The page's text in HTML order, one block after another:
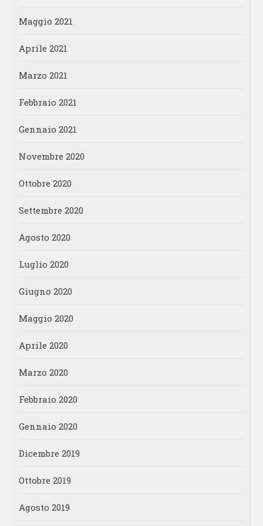
Maggio 2021
Aprile 2021
Marzo 2021
Febbraio 2021
Gennaio 2021
Novembre 2020
Ottobre 2020
Settembre 2020
Agosto 2020
Luglio 2020
Giugno 2020
Maggio 2020
Aprile 2020
Marzo 2020
Febbraio 2020
Gennaio 2020
Dicembre 2019
Ottobre 2019
Agosto 2019